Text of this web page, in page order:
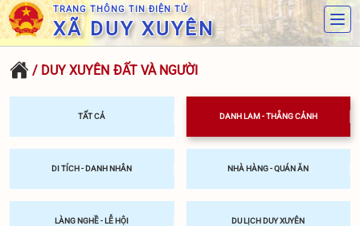
TRANG THÔNG TIN ĐIỆN TỬ
XÃ DUY XUYÊN
/ DUY XUYÊN ĐẤT VÀ NGƯỜI
TẤT CẢ DANH LAM - THẮNG CẢNH
DI TÍCH - DANH NHÂN NHÀ HÀNG - QUÁN ĂN
LÀNG NGHỀ - LỄ HỘI DU LỊCH DUY XUYÊN